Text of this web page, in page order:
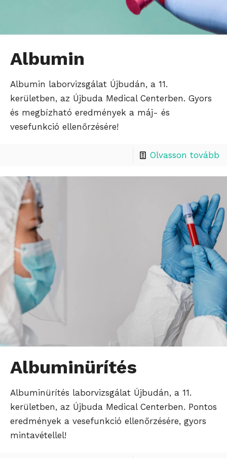
Albumin
Albumin laborvizsgálat Újbudán, a 11.
kerületben, az Újbuda Medical Centerben. Gyors
és megbízható eredmények a máj- és
vesefunkció ellenőrzésére!
Olvasson tovább
Albuminürítés
Albuminürítés laborvizsgálat Újbudán, a 11.
kerületben, az Újbuda Medical Centerben. Pontos
eredmények a vesefunkció ellenőrzésére, gyors
mintavétellel!